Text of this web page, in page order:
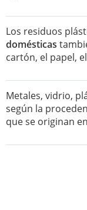
Los residuos
domésticas
cartón, el papel,
Metales, vidrio,
según la
que se originan